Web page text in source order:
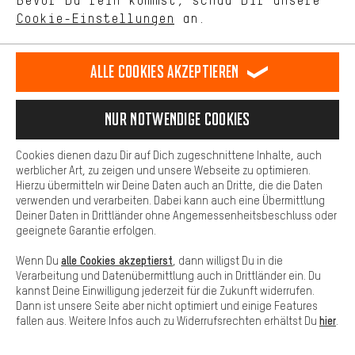
Reifen platt, die Schaltung rasselt, Kette reißt, eine Speiche
schnell selbst hilfst.
Jetzt weiterlesen
Jetzt weiterlesen
Kontaktmöglichkeiten überspringen
Lass Dich beraten
Terminbuchung
Kontaktformular
Unsere Datenschutzerklärung
Cookie-Einstellungen an.
unseres Shop-Angebots.
Dein Shopping-Erlebnis wird komfortabler. Mit Komfort-Cookies
stellen wir Verknüpfungen zu Social Media Plattformen her. So
können wir dir weitere nützliche Inhalte und Informationen zur
Verfügung stellen. Zudem hast du die Möglichkeit zusätzliche
Services zu nutzen, die es dir erleichtern die richtigen Produkte zu
finden. Beispielsweise bieten wir eine Chat-Funktion an, damit
Fragen schnell und unkompliziert beantwortet werden können.
Basis
Basis-Cookies gewährleisten, dass Du unsere Webseite
grundsätzlich nutzen kannst.
Alle Cookies akzeptieren
Nur Notwendige Cookies
Cookies dienen dazu Dir auf Dich zugeschnittene Inhalte, auch
werblicher Art, zu zeigen und unsere Webseite zu optimieren.
Hierzu übermitteln wir Deine Daten auch an Dritte, die die Daten
verwenden und verarbeiten. Dabei kann auch eine Übermittlung
Deiner Daten in Drittländer ohne Angemessenheitsbeschluss oder
geeignete Garantie erfolgen.
Wenn Du alle Cookies akzeptierst , dann willigst Du in die
Verarbeitung und Datenübermittlung auch in Drittländer ein. Du
kannst Deine Einwilligung jederzeit für die Zukunft widerrufen.
Dann ist unsere Seite aber nicht optimiert und einige Features
fallen aus. Weitere Infos auch zu Widerrufsrechten erhältst Du hier